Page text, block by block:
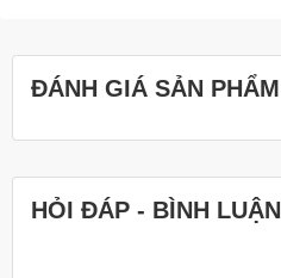
ĐÁNH GIÁ SẢN PHẨM
HỎI ĐÁP - BÌNH LUẬN